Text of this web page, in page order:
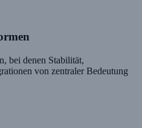
bei denen Stabilität,
von zentraler Bedeutung